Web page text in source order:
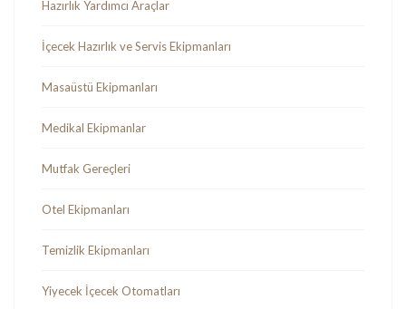
Hazırlık Yardımcı Araçlar
İçecek Hazırlık ve Servis Ekipmanları
Masaüstü Ekipmanları
Medikal Ekipmanlar
Mutfak Gereçleri
Otel Ekipmanları
Temizlik Ekipmanları
Yiyecek İçecek Otomatları